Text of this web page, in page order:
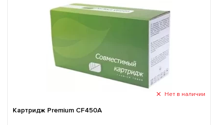
Нет в наличии
Картридж Premium CF450A